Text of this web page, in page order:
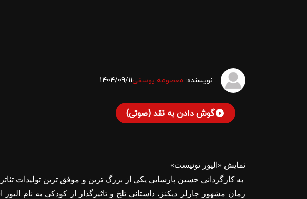
نویسنده: معصومه یوسفی1404/09/11
گوش دادن به نقد (صوتی)
نمایش «الیور توئیست»
به کارگردانی حسین پارسایی یکی از بزرگ ‌ترین و موفق ‌ترین تولیدات
رمان مشهور چارلز دیکنز، داستانی تلخ و تاثیرگذار از کودکی به نام